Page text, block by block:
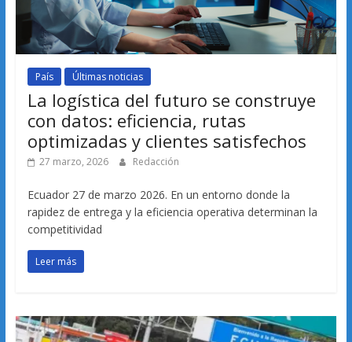
País Últimas noticias
La logística del futuro se construye
con datos: eficiencia, rutas
optimizadas y clientes satisfechos
27 marzo, 2026 Redacción
Ecuador 27 de marzo 2026. En un entorno donde la
rapidez de entrega y la eficiencia operativa determinan la
competitividad
Leer más